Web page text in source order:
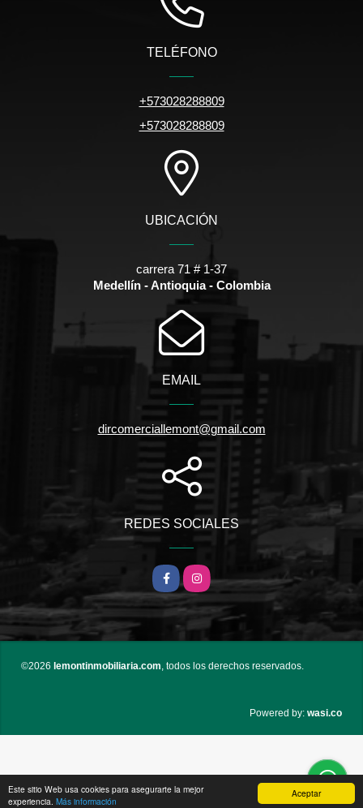
Aceptar
Este sitio Web usa cookies para asegurarte la mejor
experiencia. Más información
TELÉFONO
+573028288809
+573028288809
UBICACIÓN
carrera 71 # 1-37
Medellín - Antioquia - Colombia
EMAIL
dircomerciallemont@gmail.com
REDES SOCIALES
Facebook
Instagram
©2026 lemontinmobiliaria.com, todos los derechos reservados.
Powered by: wasi.co